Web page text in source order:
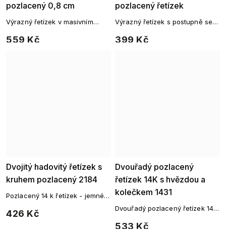
pozlacený 0,8 cm
559 Kč
Výrazný řetízek v masivním
pozlacený řetízek
399 Kč
Výrazný řetízek s postupně se
Dvojitý hadovitý řetízek s
kruhem pozlacený 2184
426 Kč
Pozlacený 14 k řetízek - jemné
oceli s jemným přívěskem ve
Dvouřadý pozlacený
řetízek 14K s hvězdou a
kolečkem 1431
533 Kč
Dvouřadý pozlacený řetízek 14K